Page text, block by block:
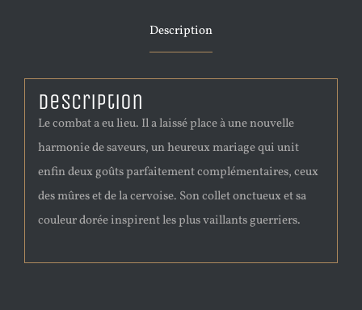
Description
Description
Le combat a eu lieu. Il a laissé place à une nouvelle
harmonie de saveurs, un heureux mariage qui unit
enfin deux goûts parfaitement complémentaires, ceux
des mûres et de la cervoise. Son collet onctueux et sa
couleur dorée inspirent les plus vaillants guerriers.